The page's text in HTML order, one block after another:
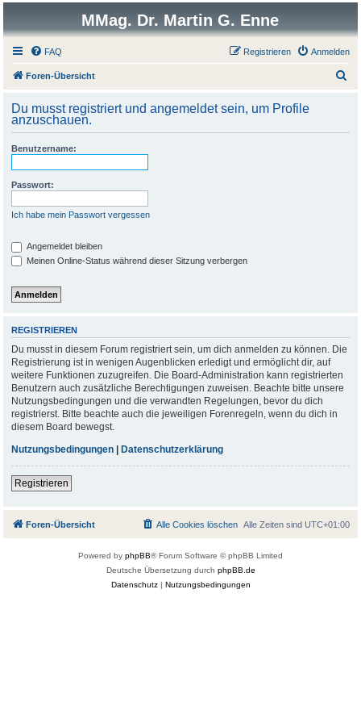
MMag. Dr. Martin G. Enne
FAQ Anmelden
Registrieren
Foren-Übersicht
h
Du musst registriert und angemeldet sein, um Profile
anzuschauen.
Benutzername:
Passwort:
Ich habe mein Passwort vergessen
Angemeldet bleiben
Meinen Online-Status während dieser Sitzung verbergen
REGISTRIEREN
Du musst in diesem Forum registriert sein, um dich anmelden zu können. Die
Registrierung ist in wenigen Augenblicken erledigt und ermöglicht dir, auf
weitere Funktionen zuzugreifen. Die Board-Administration kann registrierten
Benutzern auch zusätzliche Berechtigungen zuweisen. Beachte bitte unsere
Nutzungsbedingungen und die verwandten Regelungen, bevor du dich
registrierst. Bitte beachte auch die jeweiligen Forenregeln, wenn du dich in
diesem Board bewegst.
Nutzungsbedingungen |Datenschutzerklärung
Registrieren
Foren-Übersicht Alle Zeiten sind UTC+01:00
Alle Cookies löschen
Powered by phpBB® Forum Software © phpBB Limited
Deutsche Übersetzung durch phpBB.de
Datenschutz| Nutzungsbedingungen